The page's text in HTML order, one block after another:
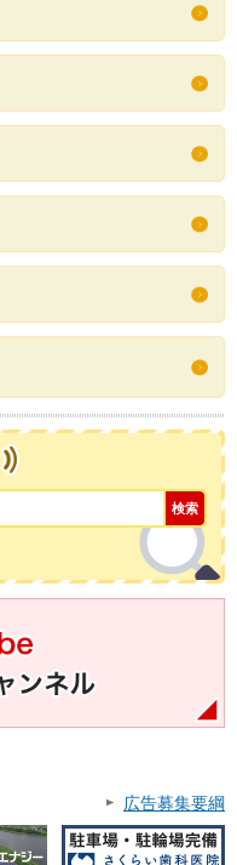
広告募集要綱